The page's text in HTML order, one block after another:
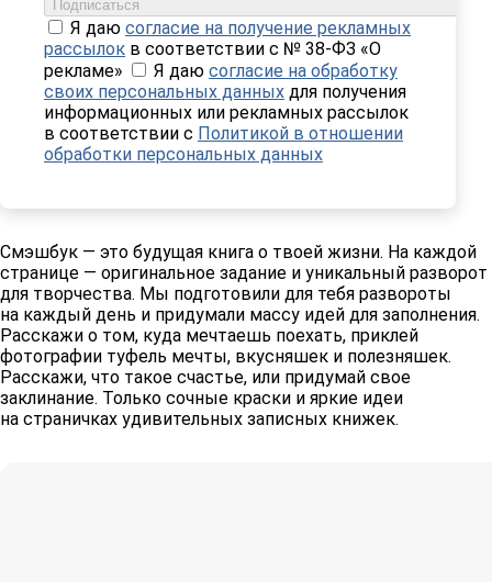
Подписаться
Я даю согласие на получение рекламных
рассылок в соответствии с № 38-ФЗ «О
рекламе»
Я даю согласие на обработку
своих персональных данных для получения
информационных или рекламных рассылок
в соответствии с Политикой в отношении
обработки персональных данных
Смэшбук — это будущая книга о твоей жизни. На каждой
странице — оригинальное задание и уникальный разворот
для творчества. Мы подготовили для тебя развороты
на каждый день и придумали массу идей для заполнения.
Расскажи о том, куда мечтаешь поехать, приклей
фотографии туфель мечты, вкусняшек и полезняшек.
Расскажи, что такое счастье, или придумай свое
заклинание. Только сочные краски и яркие идеи
на страничках удивительных записных книжек.